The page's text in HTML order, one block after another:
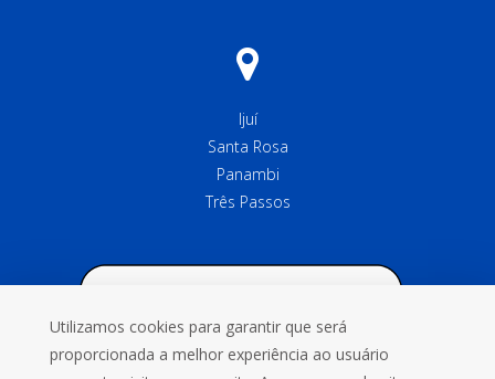
Ijuí
Santa Rosa
Panambi
Três Passos
Utilizamos cookies para garantir que será
proporcionada a melhor experiência ao usuário